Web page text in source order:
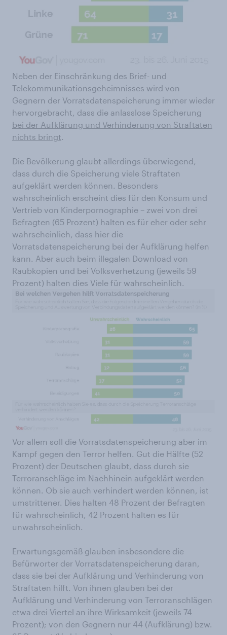
Neben der Einschränkung des Brief- und
Telekommunikationsgeheimnisses wird von
Gegnern der Vorratsdatenspeicherung immer wieder
hervorgebracht, dass die anlasslose Speicherung
bei der Aufklärung und Verhinderung von Straftaten
nichts bringt
Die Bevölkerung glaubt allerdings überwiegend,
dass durch die Speicherung viele Straftaten
aufgeklärt werden können. Besonders
wahrscheinlich erscheint dies für den Konsum und
Vertrieb von Kinderpornographie – zwei von drei
Befragten (65 Prozent) halten es für eher oder sehr
wahrscheinlich, dass hier die
Vorratsdatenspeicherung bei der Aufklärung helfen
kann. Aber auch beim illegalen Download von
Raubkopien und bei Volksverhetzung (jeweils 59
Prozent) halten dies Viele für wahrscheinlich.
Vor allem soll die Vorratsdatenspeicherung aber im
Kampf gegen den Terror helfen. Gut die Hälfte (52
Prozent) der Deutschen glaubt, dass durch sie
Terroranschläge im Nachhinein aufgeklärt werden
können. Ob sie auch verhindert werden können, ist
umstrittener. Dies halten 48 Prozent der Befragten
für wahrscheinlich, 42 Prozent halten es für
unwahrscheinlich.
Erwartungsgemäß glauben insbesondere die
Befürworter der Vorratsdatenspeicherung daran,
dass sie bei der Aufklärung und Verhinderung von
Straftaten hilft. Von ihnen glauben bei der
Aufklärung und Verhinderung von Terroranschlägen
etwa drei Viertel an ihre Wirksamkeit (jeweils 74
Prozent); von den Gegnern nur 44 (Aufklärung) bzw.